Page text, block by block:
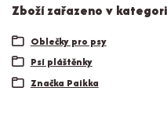
Zboží zařazeno v
Oblečky pro psy
Psí pláštěnky
Značka Paikka